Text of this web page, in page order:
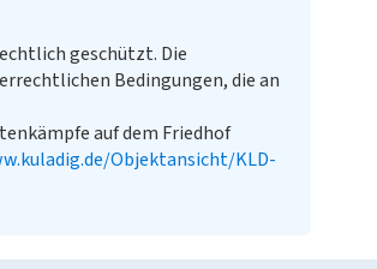
geschützt. Die
Bedingungen, die an
auf dem Friedhof
Objektansicht/KLD-